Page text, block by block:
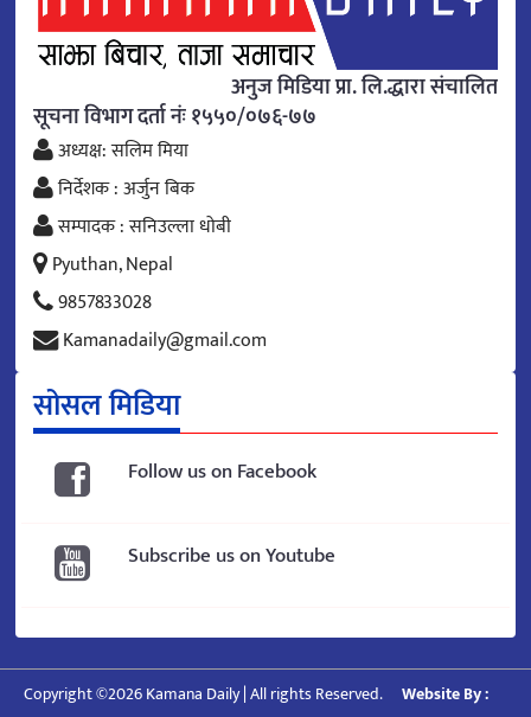
अनुज मिडिया प्रा. लि.द्धारा संचालित
सूचना विभाग दर्ता नंः १५५०/०७६-७७
अध्यक्ष: सलिम मिया
निर्देशक : अर्जुन बिक
सम्पादक : सनिउल्ला धोबी
Pyuthan, Nepal
9857833028
Kamanadaily@gmail.com
सोसल मिडिया
Follow us on Facebook
Subscribe us on Youtube
Copyright ©2026 Kamana Daily | All rights Reserved. Website By :